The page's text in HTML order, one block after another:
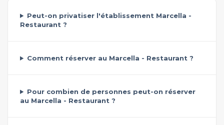
Peut-on privatiser l'établissement Marcella -
Restaurant ?
Comment réserver au Marcella - Restaurant ?
Pour combien de personnes peut-on réserver
au Marcella - Restaurant ?